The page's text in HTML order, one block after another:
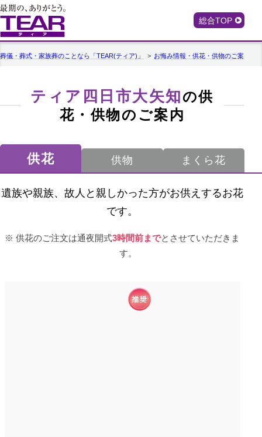
総合TOP
葬儀・葬式・家族葬のことなら「TEAR(ティア)」 お悔み情報・供花・供物のご案内
ティア四日市大矢知の供
花・供物のご案内
供花 供物 まくら花
遺族や親族、故人と親しかった方がお供えするお花
です。
供花のご注文は通夜開式3時間前までとさせていただきま
す。